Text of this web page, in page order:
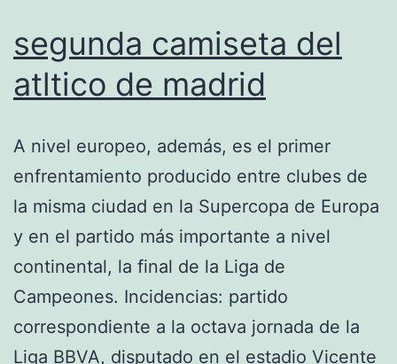
segunda camiseta del
atltico de madrid
A nivel europeo, además, es el primer
enfrentamiento producido entre clubes de
la misma ciudad en la Supercopa de Europa
y en el partido más importante a nivel
continental, la final de la Liga de
Campeones. Incidencias: partido
correspondiente a la octava jornada de la
Liga BBVA, disputado en el estadio Vicente